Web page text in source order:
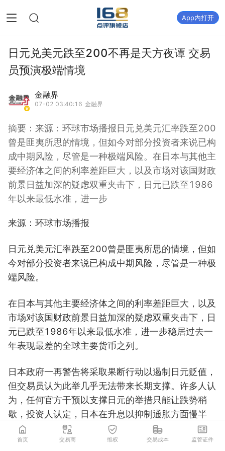
App内打开
日元兑美元跌至200不再是天方夜谭 交易
员预演极端情境
金融界
07-02 03:40:16 金融界
摘要： 来源：环球市场播报日元兑美元汇率跌至200
曾是匪夷所思的情境，但如今对部分投资者来说已构
成中期风险，尽管是一种极端风险。在日本与其他主
要经济体之间的利率差距巨大，以及市场对该国财政
前景日益加深的疑虑双重夹击下，日元已跌至1986
年以来最低水准，进一步
来源：环球市场播报
日元兑美元汇率跌至200曾是匪夷所思的情境，但如
今对部分投资者来说已构成中期风险，尽管是一种极
端风险。
在日本与其他主要经济体之间的利率差距巨大，以及
市场对该国财政前景日益加深的疑虑双重夹击下，日
元已跌至1986年以来最低水准，进一步稳居过去一
年表现最差的全球主要货币之列。
日本政府一再警告将采取果断行动以遏制日元贬值，
但交易员认为此举几乎无法带来长期支撑。许多人认
为，任何官方干预以支撑日元的举措只能让跌势稍
歇，投资人认定，日本在升息以抑制通胀方面慢半
拍，是日元结构性疲弱的根基。
首页 交易商 维权 交易成本 监管证件